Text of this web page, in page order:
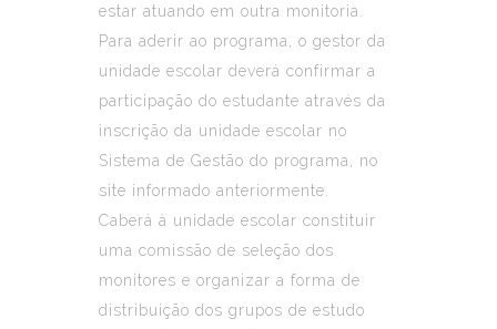
estar atuando em outra monitoria.
Para aderir ao programa, o gestor da
unidade escolar deverá confirmar a
participação do estudante através da
inscrição da unidade escolar no
Sistema de Gestão do programa, no
site informado anteriormente.
Caberá à unidade escolar constituir
uma comissão de seleção dos
monitores e organizar a forma de
distribuição dos grupos de estudo